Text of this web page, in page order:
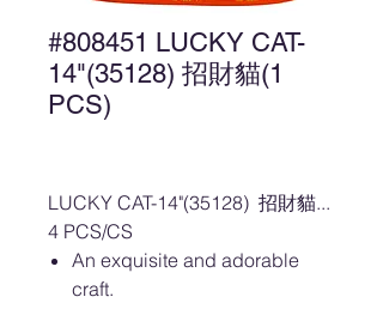
#808451 LUCKY CAT-
14"(35128) 招財貓(1
PCS)
LUCKY CAT-14"(35128) 招財貓...
4 PCS/CS
An exquisite and adorable
craft.